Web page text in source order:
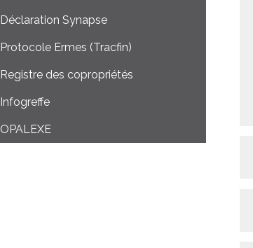
Déclaration Synapse
Protocole Ermes (Tracfin)
Registre des copropriétés
Infogreffe
OPALEXE